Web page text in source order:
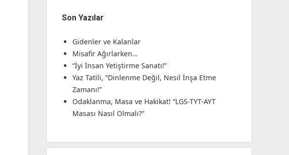
Son Yazılar
Gidenler ve Kalanlar
Misafir Ağırlarken…
“İyi İnsan Yetiştirme Sanatı!”
Yaz Tatili, “Dinlenme Değil, Nesil İnşa Etme
Zamanı!”
Odaklanma, Masa ve Hakikat! “LGS-TYT-AYT
Masası Nasıl Olmalı?”